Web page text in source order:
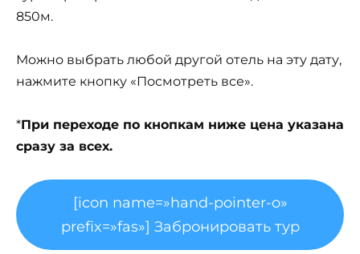
850м.
Можно выбрать любой другой отель на эту дату,
нажмите кнопку «Посмотреть все».
*При переходе по кнопкам ниже цена указана
сразу за всех.
[icon name=»hand-pointer-o»
prefix=»fas»] Забронировать тур